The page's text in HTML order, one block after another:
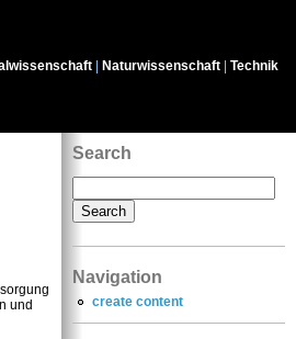
Naturwissenschaft |Technik
und
Search
Navigation
create content